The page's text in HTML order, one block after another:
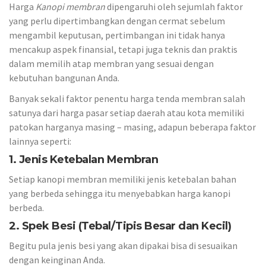
Harga Kanopi membrandipengaruhi oleh sejumlah faktor
yang perlu dipertimbangkan dengan cermat sebelum
mengambil keputusan, pertimbangan ini tidak hanya
mencakup aspek finansial, tetapi juga teknis dan praktis
dalam memilih atap membran yang sesuai dengan
kebutuhan bangunan Anda.
Banyak sekali faktor penentu harga tenda membran salah
satunya dari harga pasar setiap daerah atau kota memiliki
patokan harganya masing – masing, adapun beberapa faktor
lainnya seperti:
1. Jenis Ketebalan Membran
Setiap kanopi membran memiliki jenis ketebalan bahan
yang berbeda sehingga itu menyebabkan harga kanopi
berbeda.
2. Spek Besi (Tebal/Tipis Besar dan Kecil)
Begitu pula jenis besi yang akan dipakai bisa di sesuaikan
dengan keinginan Anda.